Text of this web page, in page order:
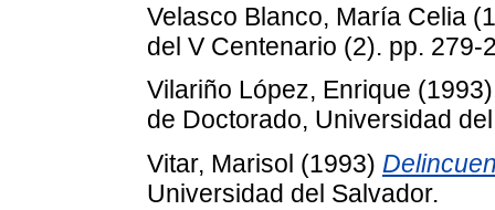
Velasco Blanco, María Celia
del V Centenario (2). pp. 279-
Vilariño López, Enrique
de Doctorado, Universidad
Vitar, Marisol (1993)
Universidad del Salvador.